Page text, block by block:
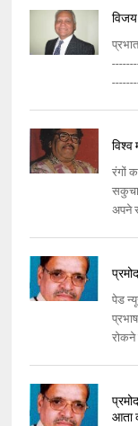
विश्व
रंगों
अपने
पेड
रोकने
आता